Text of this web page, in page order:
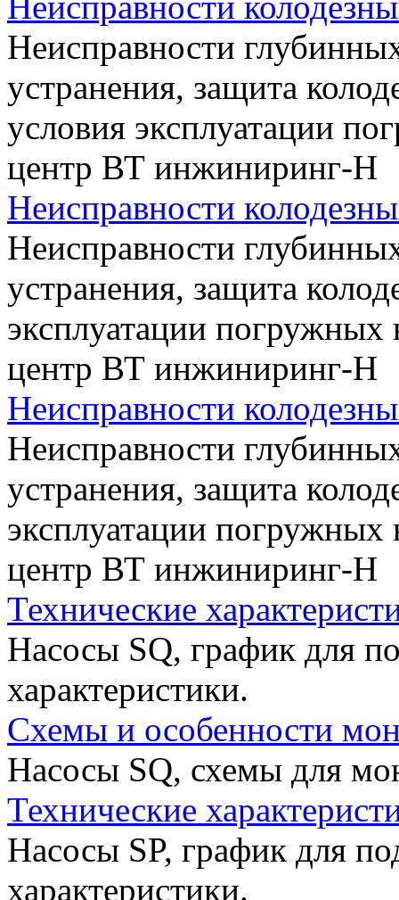
Неисправности
устранения, защита
условия эксплуатации
центр ВТ инжиниринг-Н
Неисправности
Неисправности
устранения, защита
эксплуатации
центр ВТ инжиниринг-Н
Неисправности
Неисправности
устранения, защита
эксплуатации
центр ВТ инжиниринг-Н
Технические
Насосы SQ, график для
характеристики.
Схемы и особенности
Насосы SQ, схемы для
Технические
Насосы SP, график для
характеристики.